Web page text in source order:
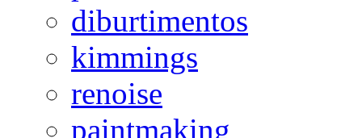
diburtimentos
kimmings
renoise
paintmaking